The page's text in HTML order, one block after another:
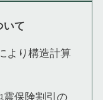
いて
より構造計算
震保険割引の